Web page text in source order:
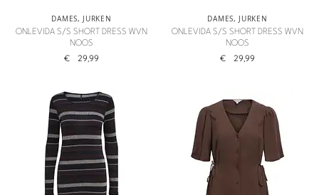
DAMES, JURKEN
ONLEVIDA S/S SHORT DRESS WVN
NOOS
€ 29,99
DAMES, JURKEN
ONLEVIDA S/S SHORT DRESS WVN
NOOS
€ 29,99